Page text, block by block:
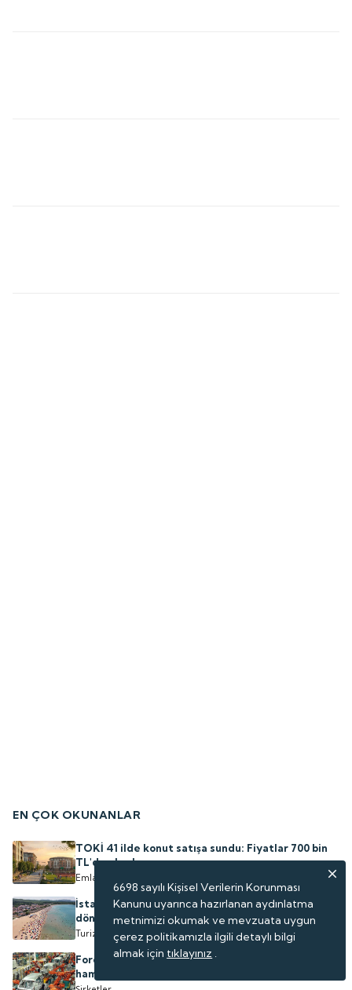
EN ÇOK OKUNANLAR
TOKİ 41 ilde konut satışa sundu: Fiyatlar 700 bin
TL'den başlıyor
Emlak
İstanbul'a komşu: 6 mavi bayraklı plajda akıllı
dönem
Turizm
Ford Otosan'dan 364 milyon Euro'luk yatırım
hamlesi
6698 sayılı Kişisel Verilerin Korunması
Kanunu uyarınca hazırlanan aydınlatma
metnimizi okumak ve mevzuata uygun
çerez politikamızla ilgili detaylı bilgi
almak için tıklayınız .